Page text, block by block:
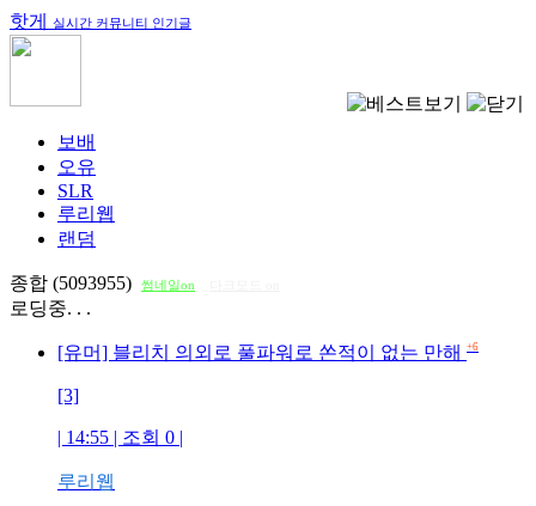
핫게 실시간 커뮤니티 인기글
보배
오유
SLR
루리웹
랜덤
종합 (5093955) 썸네일on
로딩중. . .
[유머] 블리치 의외로 풀파워로 쏜적이 없는 만해 +6
[3]
| 14:55 | 조회 0 |
루리웹